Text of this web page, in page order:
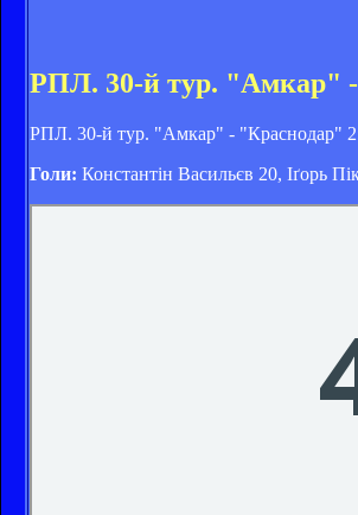
РПЛ. 30-й тур. "Амкар"
РПЛ. 30-й тур. "Амкар" - "Краснодар"
Голи: Константін Васильєв 20, Іґорь